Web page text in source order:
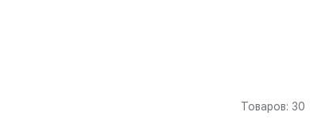
Товаров: 30